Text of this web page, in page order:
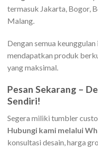
termasuk Jakarta, Bogor,
Malang.
Dengan semua
mendapatkan produk
yang maksimal.
Pesan Sekarang –
Sendiri!
Segera miliki tumbler
Hubungi kami melalui
konsultasi desain, harga